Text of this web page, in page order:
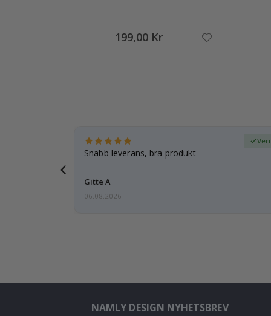
199,00 Kr
Snabb leverans, bra produkt
Gitte A
06.08.2026
NAMLY DESIGN NYHETSBREV